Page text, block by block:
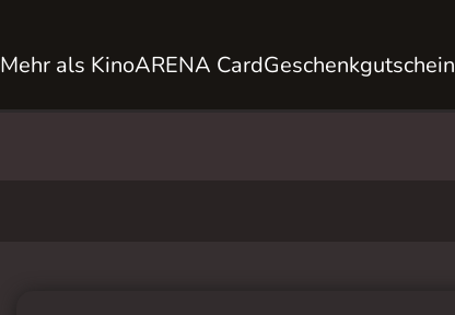
Mehr als KinoARENA CardGeschenkgutschein